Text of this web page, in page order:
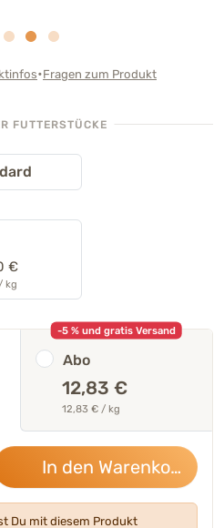
•Fragen zum Produkt
FUTTERSTÜCKE
€
kg
-5 % und gratis Versand
Abo
12,83 €
12,83 € / kg
In den Warenkorb
Du mit diesem Produkt